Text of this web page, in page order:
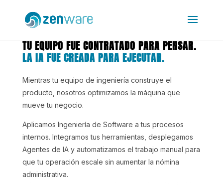
TU EQUIPO FUE CONTRATADO PARA PENSAR.
LA IA FUE CREADA PARA EJECUTAR.
Mientras tu equipo de ingeniería construye el
producto, nosotros optimizamos la máquina que
mueve tu negocio.
Aplicamos Ingeniería de Software a tus procesos
internos. Integramos tus herramientas, desplegamos
Agentes de IA y automatizamos el trabajo manual para
que tu operación escale sin aumentar la nómina
administrativa.